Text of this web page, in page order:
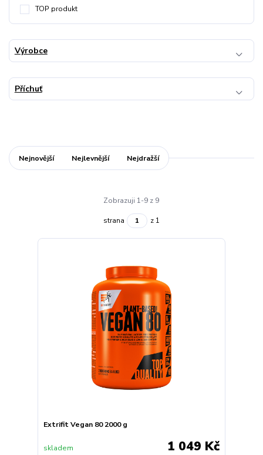
TOP produkt
Výrobce
Příchuť
Nejnovější Nejlevnější Nejdražší
Zobrazuji 1-9 z 9
strana z 1
Extrifit Vegan 80 2000 g
1 049 Kč
skladem